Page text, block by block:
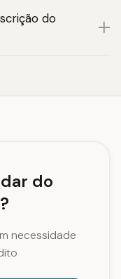
do
do
necessidade